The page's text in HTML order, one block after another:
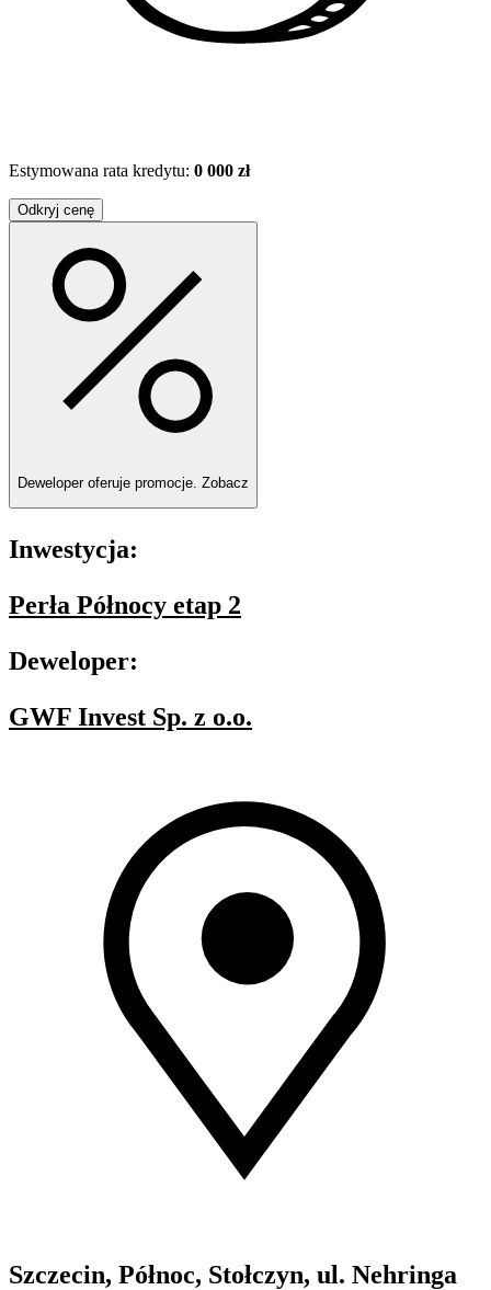
Estymowana rata kredytu: 0 000 zł
Odkryj cenę
Deweloper oferuje promocje. Zobacz
Inwestycja:
Perła Północy etap 2
Deweloper:
GWF Invest Sp. z o.o.
Szczecin, Północ, Stołczyn, ul. Nehringa